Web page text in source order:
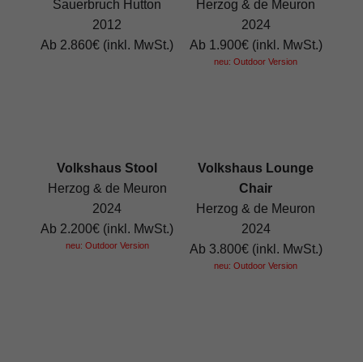
Sauerbruch Hutton
2012
Ab 2.860€ (inkl. MwSt.)
Herzog & de Meuron
2024
Ab 1.900€ (inkl. MwSt.)
neu: Outdoor Version
Volkshaus Stool
Herzog & de Meuron
2024
Ab 2.200€ (inkl. MwSt.)
neu: Outdoor Version
Volkshaus Lounge
Chair
Herzog & de Meuron
2024
Ab 3.800€ (inkl. MwSt.)
neu: Outdoor Version